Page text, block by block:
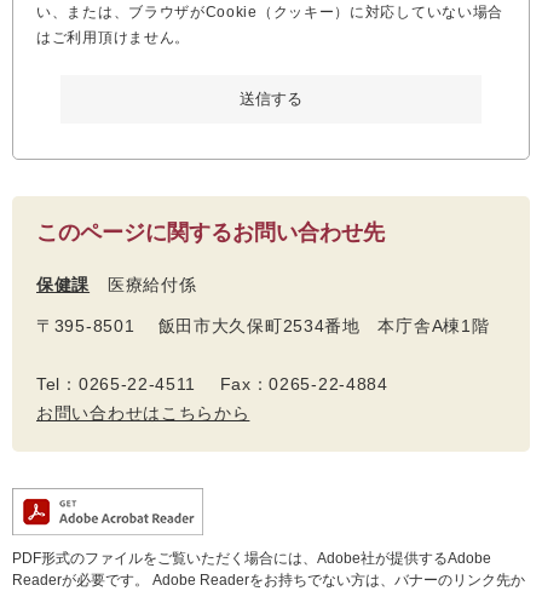
い、または、ブラウザがCookie（クッキー）に対応していない場合
はご利用頂けません。
このページに関するお問い合わせ先
保健課 医療給付係
〒395-8501 飯田市大久保町2534番地 本庁舎A棟1階
Tel：0265-22-4511 Fax：0265-22-4884
お問い合わせはこちらから
PDF形式のファイルをご覧いただく場合には、Adobe社が提供するAdobe
Readerが必要です。
Adobe Readerをお持ちでない方は、バナーのリンク先か